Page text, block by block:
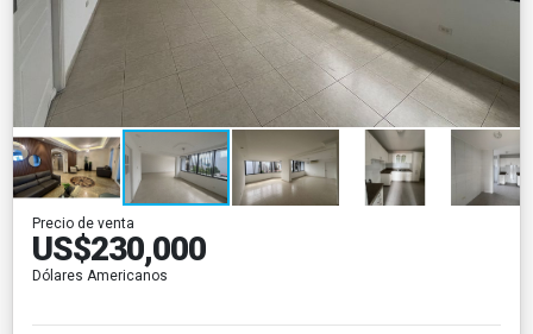
Precio de venta
US$230,000
Dólares Americanos